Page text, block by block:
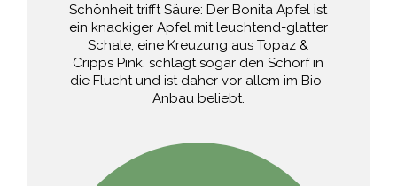
Schönheit trifft Säure: Der Bonita Apfel ist
ein knackiger Apfel mit leuchtend-glatter
Schale, eine Kreuzung aus Topaz &
Cripps Pink, schlägt sogar den Schorf in
die Flucht und ist daher vor allem im Bio-
Anbau beliebt.